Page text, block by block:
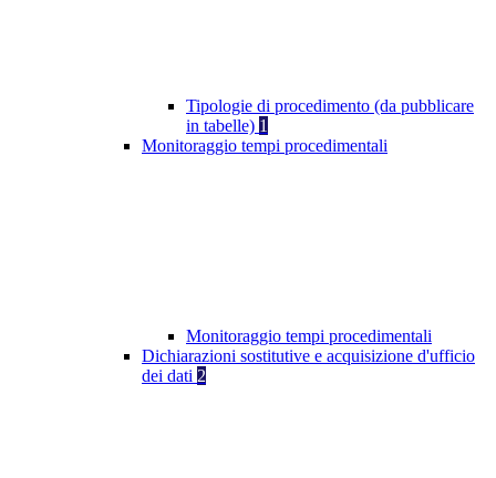
Tipologie di procedimento (da pubblicare
in tabelle) 1
Monitoraggio tempi procedimentali
Monitoraggio tempi procedimentali
Dichiarazioni sostitutive e acquisizione d'ufficio
dei dati 2